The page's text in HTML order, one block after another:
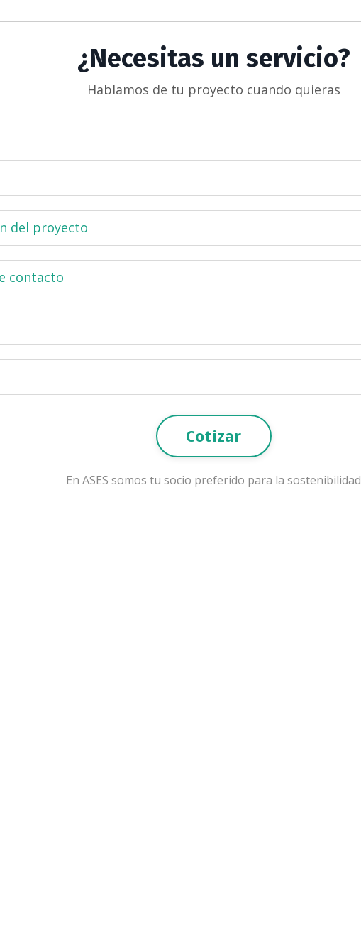
¿Necesitas un servicio?
Hablamos de tu proyecto cuando quieras
Cotizar
En ASES somos tu socio preferido para la sostenibilidad